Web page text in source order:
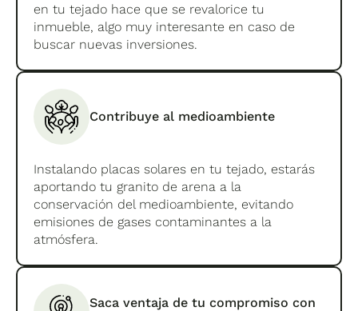
en tu tejado hace que se revalorice tu
inmueble, algo muy interesante en caso de
buscar nuevas inversiones.
Contribuye al medioambiente
Instalando placas solares en tu tejado, estarás
aportando tu granito de arena a la
conservación del medioambiente, evitando
emisiones de gases contaminantes a la
atmósfera.
Saca ventaja de tu compromiso con